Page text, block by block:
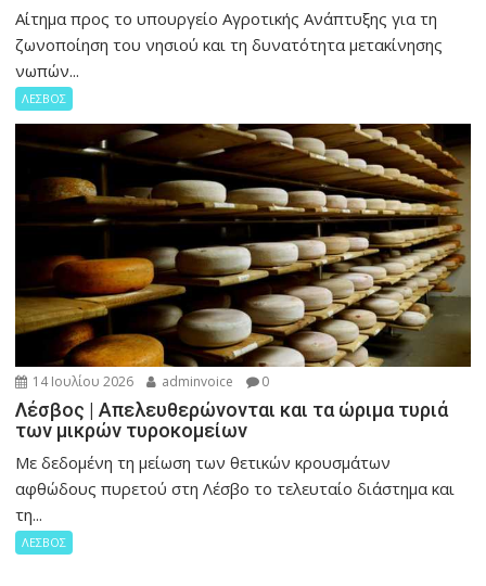
Αίτημα προς το υπουργείο Αγροτικής Ανάπτυξης για τη
ζωνοποίηση του νησιού και τη δυνατότητα μετακίνησης
νωπών...
ΛΕΣΒΟΣ
14 Ιουλίου 2026 adminvoice 0
Λέσβος | Απελευθερώνονται και τα ώριμα τυριά
των μικρών τυροκομείων
Με δεδομένη τη μείωση των θετικών κρουσμάτων
αφθώδους πυρετού στη Λέσβο το τελευταίο διάστημα και
τη...
ΛΕΣΒΟΣ